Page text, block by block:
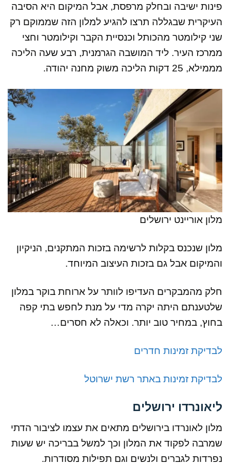
פינות ישיבה ובחלק מרפסת, אבל המיקום היא הסיבה
העיקרית שבגללה תרצו להגיע למלון הזה שממוקם רק
שני קילומטר מהכותל וכנסיית הקבר וקילומטר וחצי
ממרכז העיר. ליד המושבה הגרמנית, רבע שעה הליכה
מממילא, 25 דקות הליכה משוק מחנה יהודה.
מלון אוריינט ירושלים
מלון שנכנס בקלות לרשימה בזכות המתקנים, הניקיון
והמיקום אבל גם בזכות העיצוב המיוחד.
חלק מהמבקרים העדיפו לוותר על ארוחת בוקר במלון
שלטענתם היתה יקרה מדי על מנת לחפש בתי קפה
בחוץ, במחיר טוב יותר. וכאלה לא חסרים…
לבדיקת זמינות חדרים
לבדיקת זמינות באתר רשת ישרוטל
ליאונרדו ירושלים
מלון לאונרדו בירושלים מתאים את עצמו לציבור הדתי
שמרבה לפקוד את המלון וכך למשל בבריכה יש שעות
נפרדות לגברים ולנשים וגם תפילות מסודרות.